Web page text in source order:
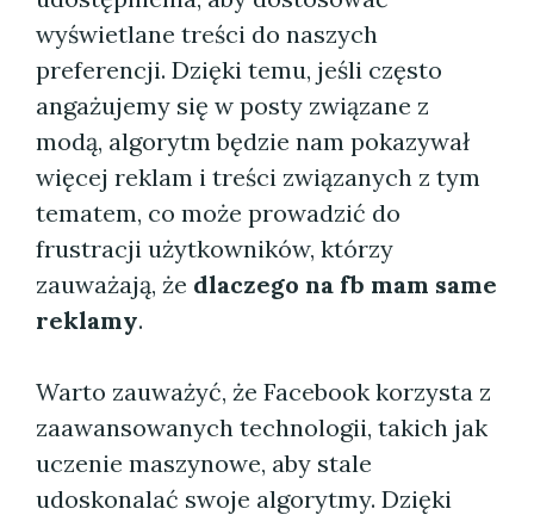
wyświetlane treści do naszych
preferencji. Dzięki temu, jeśli często
angażujemy się w posty związane z
modą, algorytm będzie nam pokazywał
więcej reklam i treści związanych z tym
tematem, co może prowadzić do
frustracji użytkowników, którzy
zauważają, że dlaczego na fb mam same
reklamy.
Warto zauważyć, że Facebook korzysta z
zaawansowanych technologii, takich jak
uczenie maszynowe, aby stale
udoskonalać swoje algorytmy. Dzięki